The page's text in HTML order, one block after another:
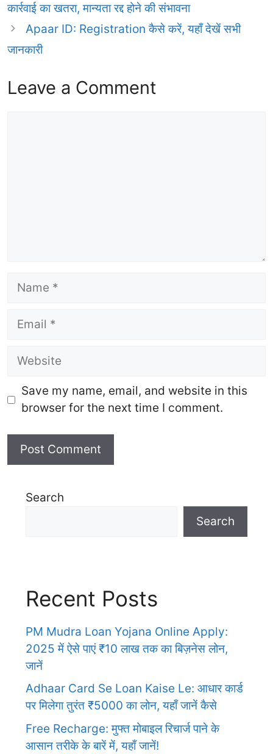
कार्रवाई का खतरा, मान्यता रद्द होने की संभावना
Apaar ID: Registration कैसे करें, यहाँ देखें सभी
जानकारी
Leave a Comment
Name
Email
Website
Save my name, email, and website in this
browser for the next time I comment.
Search
Search
Recent Posts
PM Mudra Loan Yojana Online Apply:
2025 में ऐसे पाएं ₹10 लाख तक का बिज़नेस लोन,
जानें
Adhaar Card Se Loan Kaise Le: आधार कार्ड
पर मिलेगा तुरंत ₹5000 का लोन, यहाँ जानें कैसे
Free Recharge: मुफ्त मोबाइल रिचार्ज पाने के
आसान तरीके के बारें में, यहाँ जानें!